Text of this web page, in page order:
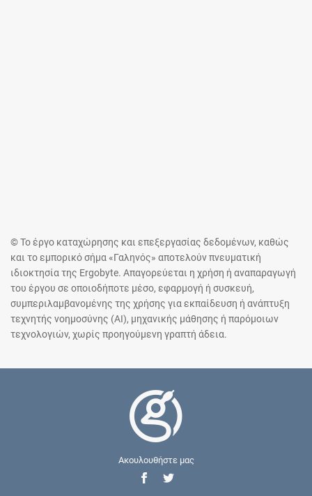
© Το έργο καταχώρησης και επεξεργασίας δεδομένων, καθώς
και το εμπορικό σήμα «Γαληνός» αποτελούν πνευματική
ιδιοκτησία της Ergobyte. Απαγορεύεται η χρήση ή αναπαραγωγή
του έργου σε οποιοδήποτε μέσο, εφαρμογή ή συσκευή,
συμπεριλαμβανομένης της χρήσης για εκπαίδευση ή ανάπτυξη
τεχνητής νοημοσύνης (AI), μηχανικής μάθησης ή παρόμοιων
τεχνολογιών, χωρίς προηγούμενη γραπτή άδεια.
Ακουλουθήστε μας